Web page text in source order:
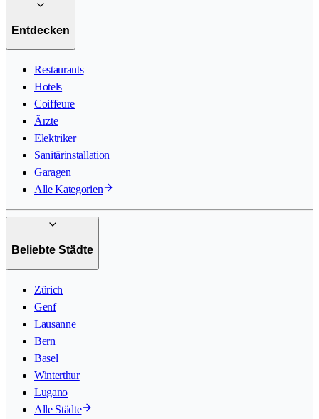
Entdecken
Restaurants
Hotels
Coiffeure
Ärzte
Elektriker
Sanitärinstallation
Garagen
Alle Kategorien
Beliebte Städte
Zürich
Genf
Lausanne
Bern
Basel
Winterthur
Lugano
Alle Städte